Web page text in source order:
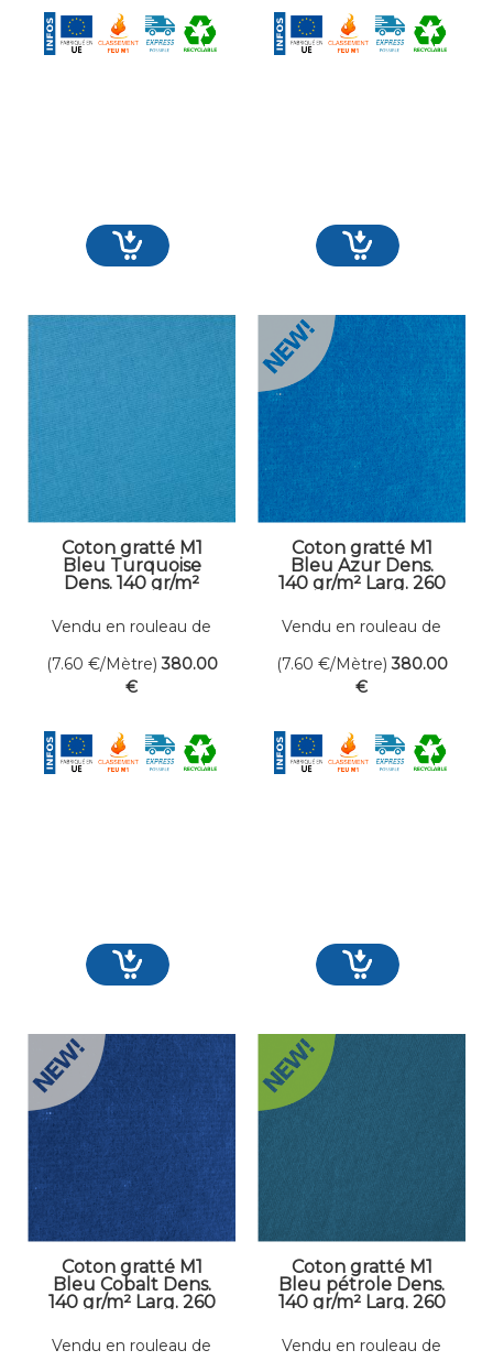
Coton gratté M1
Bleu Turquoise
Dens. 140 gr/m²
Vendu en rouleau de
(7.60 €/Mètre) 380.00
€
Coton gratté M1
Bleu Azur Dens.
140 gr/m² Larg. 260
Vendu en rouleau de
(7.60 €/Mètre) 380.00
€
Coton gratté M1
Bleu Cobalt Dens.
140 gr/m² Larg. 260
Vendu en rouleau de
Coton gratté M1
Bleu pétrole Dens.
140 gr/m² Larg. 260
Vendu en rouleau de